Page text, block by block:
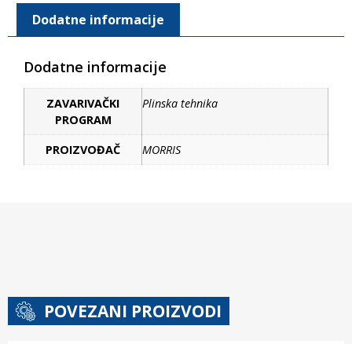
Dodatne informacije
Dodatne informacije
ZAVARIVAČKI
PROGRAM
Plinska tehnika
PROIZVOĐAČ MORRIS
POVEZANI PROIZVODI